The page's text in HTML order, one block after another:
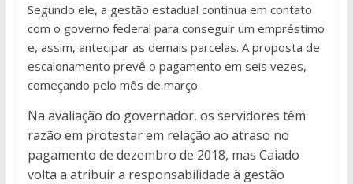
Segundo ele, a gestão estadual continua em contato
com o governo federal para conseguir um empréstimo
e, assim, antecipar as demais parcelas. A proposta de
escalonamento prevê o pagamento em seis vezes,
começando pelo mês de março.
Na avaliação do governador, os servidores têm
razão em protestar em relação ao atraso no
pagamento de dezembro de 2018, mas Caiado
volta a atribuir a responsabilidade à gestão